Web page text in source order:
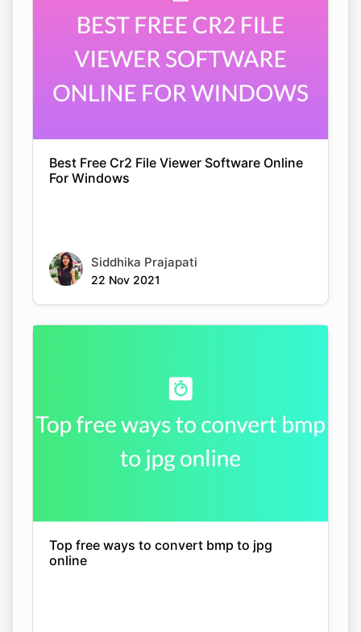
Best Free Cr2 File Viewer Software Online
For Windows
Siddhika Prajapati
22 Nov 2021
Top free ways to convert bmp to jpg
online